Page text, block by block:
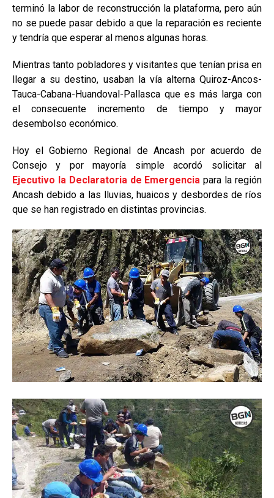
terminó la labor de reconstrucción la plataforma, pero aún
no se puede pasar debido a que la reparación es reciente
y tendría que esperar al menos algunas horas.
Mientras tanto pobladores y visitantes que tenían prisa en
llegar a su destino, usaban la vía alterna Quiroz-Ancos-
Tauca-Cabana-Huandoval-Pallasca que es más larga con
el consecuente incremento de tiempo y mayor
desembolso económico.
Hoy el Gobierno Regional de Ancash por acuerdo de
Consejo y por mayoría simple acordó solicitar al
Ejecutivo la Declaratoria de Emergencia para la región
Ancash debido a las lluvias, huaicos y desbordes de ríos
que se han registrado en distintas provincias.